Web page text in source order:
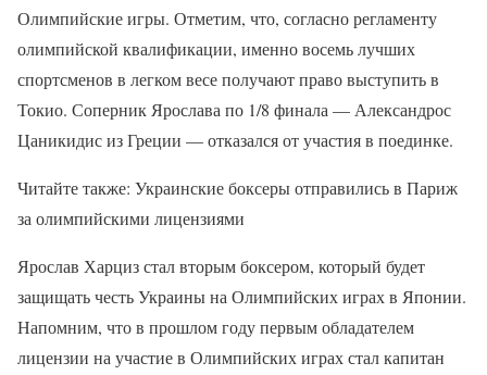
Олимпийские игры. Отметим, что, согласно регламенту
олимпийской квалификации, именно восемь лучших
спортсменов в легком весе получают право выступить в
Токио. Соперник Ярослава по 1/8 финала — Александрос
Цаникидис из Греции — отказался от участия в поединке.
Читайте также: Украинские боксеры отправились в Париж
за олимпийскими лицензиями
Ярослав Харциз стал вторым боксером, который будет
защищать честь Украины на Олимпийских играх в Японии.
Напомним, что в прошлом году первым обладателем
лицензии на участие в Олимпийских играх стал капитан